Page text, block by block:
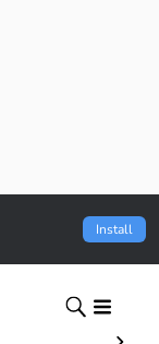
Install